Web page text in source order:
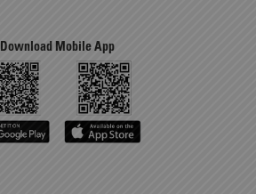
Download Mobile App